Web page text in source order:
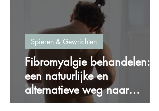
Fibromyalgie behandelen:
een natuurlijke en
alternatieve weg naar
verlichting
Spieren & Gewrichten